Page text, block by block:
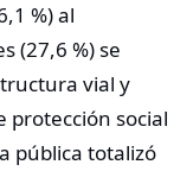
%) al
(27,6 %) se
vial y
protección social
pública totalizó